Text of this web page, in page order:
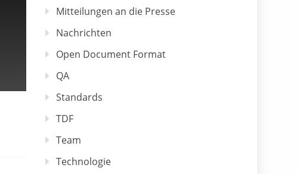
Mitteilungen an die Presse
Nachrichten
Open Document Format
QA
Standards
TDF
Team
Technologie